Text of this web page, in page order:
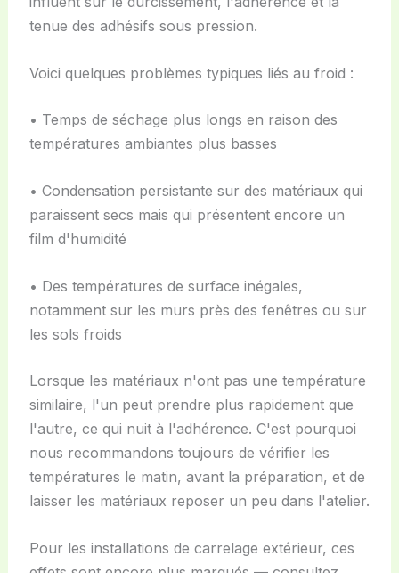
tenue des adhésifs sous pression.
Voici quelques problèmes typiques liés au froid :
• Temps de séchage plus longs en raison des
températures ambiantes plus basses
• Condensation persistante sur des matériaux qui
paraissent secs mais qui présentent encore un
film d'humidité
• Des températures de surface inégales,
notamment sur les murs près des fenêtres ou sur
les sols froids
Lorsque les matériaux n'ont pas une température
similaire, l'un peut prendre plus rapidement que
l'autre, ce qui nuit à l'adhérence. C'est pourquoi
nous recommandons toujours de vérifier les
températures le matin, avant la préparation, et de
laisser les matériaux reposer un peu dans l'atelier.
Pour les installations de carrelage extérieur, ces